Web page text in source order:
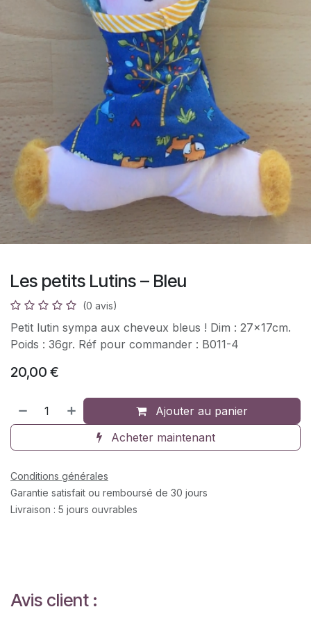
Les petits Lutins – Bleu
(0 avis)
Petit lutin sympa aux cheveux bleus ! Dim : 27x17cm.
Poids : 36gr. Réf pour commander : B011-4
20,00 €
Ajouter au panier
Acheter maintenant
Conditions générales
Garantie satisfait ou remboursé de 30 jours
Livraison : 5 jours ouvrables
Avis client :